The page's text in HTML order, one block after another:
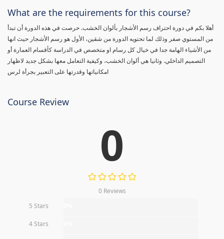
What are the requirements for this course?
أهلا بكم في دورة احتراف رسم الأشجار بألوان الخشب. حرصت في هذه الدورة أن تبدأ
من المستوي صفر وذلك لما تحتويه الدورة من شقين، الأول هو رسم الأشجار حيث انها
من الأشياء الهامة جدا في خيال كل رسام او متخصص في الدراسة كأقسام العمارة أو
التصميم الداخلي. وثانيا هي ألوان الخشب، وكيفية التعامل معها بشكل جديد لاظهار
امكانياتها وقدرتها على التعبير بجرأة لرس
Course Review
0
0 Reviews
5 Stars
4 Stars